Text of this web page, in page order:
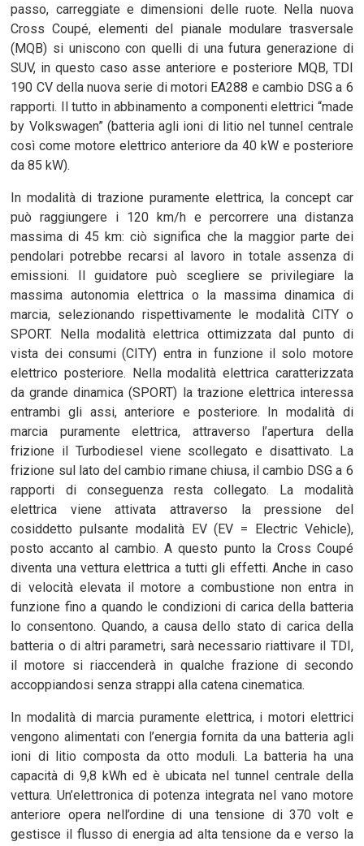
passo, carreggiate e dimensioni delle ruote. Nella nuova
Cross Coupé, elementi del pianale modulare trasversale
(MQB) si uniscono con quelli di una futura generazione di
SUV, in questo caso asse anteriore e posteriore MQB, TDI
190 CV della nuova serie di motori EA288 e cambio DSG a 6
rapporti. Il tutto in abbinamento a componenti elettrici “made
by Volkswagen” (batteria agli ioni di litio nel tunnel centrale
così come motore elettrico anteriore da 40 kW e posteriore
da 85 kW).
In modalità di trazione puramente elettrica, la concept car
può raggiungere i 120 km/h e percorrere una distanza
massima di 45 km: ciò significa che la maggior parte dei
pendolari potrebbe recarsi al lavoro in totale assenza di
emissioni. Il guidatore può scegliere se privilegiare la
massima autonomia elettrica o la massima dinamica di
marcia, selezionando rispettivamente le modalità CITY o
SPORT. Nella modalità elettrica ottimizzata dal punto di
vista dei consumi (CITY) entra in funzione il solo motore
elettrico posteriore. Nella modalità elettrica caratterizzata
da grande dinamica (SPORT) la trazione elettrica interessa
entrambi gli assi, anteriore e posteriore. In modalità di
marcia puramente elettrica, attraverso l’apertura della
frizione il Turbodiesel viene scollegato e disattivato. La
frizione sul lato del cambio rimane chiusa, il cambio DSG a 6
rapporti di conseguenza resta collegato. La modalità
elettrica viene attivata attraverso la pressione del
cosiddetto pulsante modalità EV (EV = Electric Vehicle),
posto accanto al cambio. A questo punto la Cross Coupé
diventa una vettura elettrica a tutti gli effetti. Anche in caso
di velocità elevata il motore a combustione non entra in
funzione fino a quando le condizioni di carica della batteria
lo consentono. Quando, a causa dello stato di carica della
batteria o di altri parametri, sarà necessario riattivare il TDI,
il motore si riaccenderà in qualche frazione di secondo
accoppiandosi senza strappi alla catena cinematica.
In modalità di marcia puramente elettrica, i motori elettrici
vengono alimentati con l’energia fornita da una batteria agli
ioni di litio composta da otto moduli. La batteria ha una
capacità di 9,8 kWh ed è ubicata nel tunnel centrale della
vettura. Un’elettronica di potenza integrata nel vano motore
anteriore opera nell’ordine di una tensione di 370 volt e
gestisce il flusso di energia ad alta tensione da e verso la